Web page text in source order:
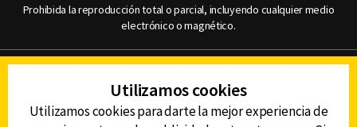
Prohibida la reproducción total o parcial, incluyendo cualquier medio
electrónico o magnético.
AVISO DE PRIVACIDAD
DEFENSORÍA DE LAS AUDIENCIAS
Utilizamos cookies
Utilizamos cookies para darte la mejor experiencia de